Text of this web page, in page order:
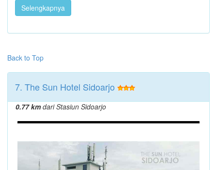
Selengkapnya
Back to Top
7. The Sun Hotel Sidoarjo
0.77 kmdari Stasiun Sidoarjo